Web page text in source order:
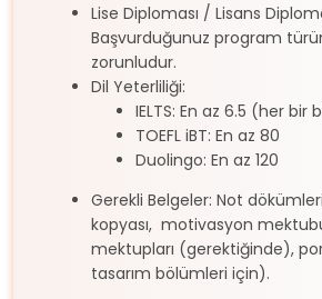
Lise Diploması / Lisans
Başvurduğunuz program
zorunludur.
Dil Yeterliliği:
IELTS: En az 6.5 (her
TOEFL iBT: En az 80
Duolingo: En az 120
Gerekli Belgeler: Not
kopyası, motivasyon
mektupları (gerektiğinde),
tasarım bölümleri için).